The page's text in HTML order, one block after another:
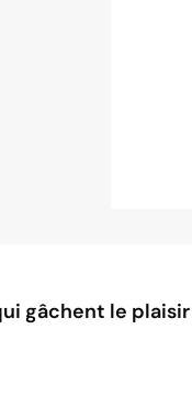
gâchent le plaisir